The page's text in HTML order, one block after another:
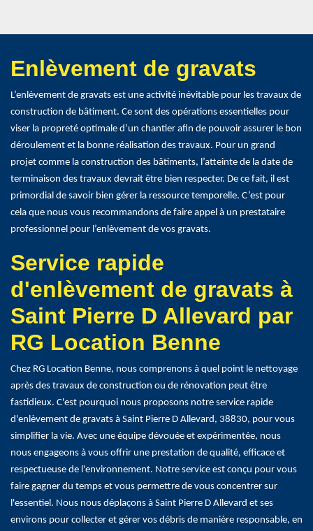
Enlèvement de gravats
L’enlèvement de gravats est une activité inévitable pour les travaux de
construction de bâtiment. Ce sont des opérations essentielles pour
viser la propreté optimale d’un chantier afin de pouvoir assurer le bon
déroulement et la bonne réalisation des travaux. Pour un grand
projet comme la construction des bâtiments, l’atteinte de la date de
terminaison des travaux devrait être bien respecter. De ce fait, il est
primordial de savoir bien gérer la ressource temporelle. C’est pour
cela que nous vous recommandons de faire appel à un prestataire
professionnel pour l’enlèvement de vos gravats.
Service rapide
d'enlèvement de gravats à
Saint Pierre D Allevard par
RG Location Benne
Chez RG Location Benne, nous comprenons à quel point le nettoyage
après des travaux de construction ou de rénovation peut être
fastidieux. C'est pourquoi nous proposons notre service rapide
d'enlèvement de gravats à Saint Pierre D Allevard, 38830, pour vous
simplifier la vie. Avec une équipe dévouée et expérimentée, nous
nous engageons à vous offrir une prestation de qualité, efficace et
respectueuse de l'environnement. Notre service est conçu pour vous
faire gagner du temps et vous permettre de vous concentrer sur
l'essentiel. Nous nous déplaçons à Saint Pierre D Allevard et ses
environs pour collecter et gérer vos débris de manière responsable, en